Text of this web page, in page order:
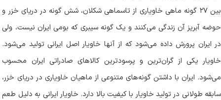
بین ۲۷
گونه ماهی خاویاری از تاسماهی شکلان، شش گونه در دریای خزر و
حوضه آبریز آن زندگی می‌کنند و یک گونه سیبری که بومی ایران نیست، ولی
در ایران پرورش داده می‌شود که از آنها خاویار اصل ایرانی تولید می‌شود.
خاویار یکی از گران‌ترین و پرسودترین کالاهای صادراتی ایران محسوب
می‌شود. ایران با داشتن گونه‌های متنوعی از ماهیان خاویاری در دریای خزر،
سابقه طولانی در تولید خاویار با کیفیت بالا دارد. خاویار ایرانی به دلیل طعم